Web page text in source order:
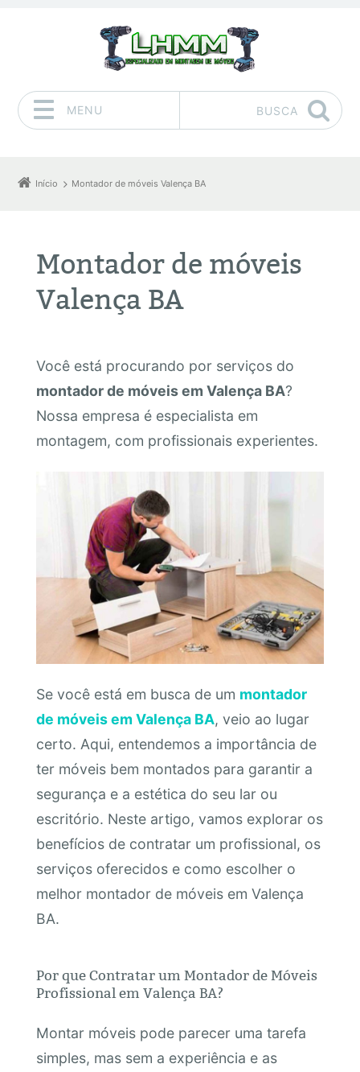
MENU BUSCA
Início Montador de móveis Valença BA
Montador de móveis
Valença BA
Você está procurando por serviços do
montador de móveis em Valença BA?
Nossa empresa é especialista em
montagem, com profissionais experientes.
Se você está em busca de um montador
de móveis em Valença BA, veio ao lugar
certo. Aqui, entendemos a importância de
ter móveis bem montados para garantir a
segurança e a estética do seu lar ou
escritório. Neste artigo, vamos explorar os
benefícios de contratar um profissional, os
serviços oferecidos e como escolher o
melhor montador de móveis em Valença
BA.
Por que Contratar um Montador de Móveis
Profissional em Valença BA?
Montar móveis pode parecer uma tarefa
simples, mas sem a experiência e as